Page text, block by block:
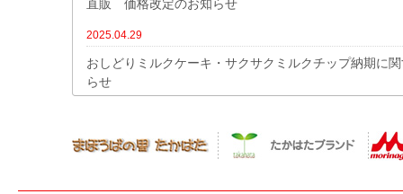
直販 価格改定のお知らせ
2025.04.29
おしどりミルクケーキ・サクサクミルクチップ納期に
らせ